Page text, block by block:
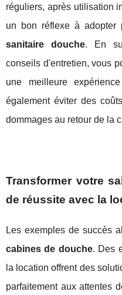
réguliers, après utilisation
un bon réflexe à adopter
sanitaire douche. En
conseils d'entretien, vous
une meilleure
également éviter des
dommages au retour de la
Transformer votre
de réussite avec la
Les exemples de succès
cabines de douche. Des
la location offrent des
parfaitement aux attentes